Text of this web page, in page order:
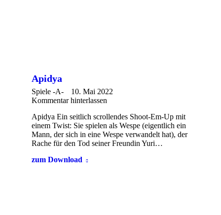
Apidya
Spiele -A-
10. Mai 2022
Kommentar hinterlassen
Apidya Ein seitlich scrollendes Shoot-Em-Up mit
einem Twist: Sie spielen als Wespe (eigentlich ein
Mann, der sich in eine Wespe verwandelt hat), der
Rache für den Tod seiner Freundin Yuri…
zum Download